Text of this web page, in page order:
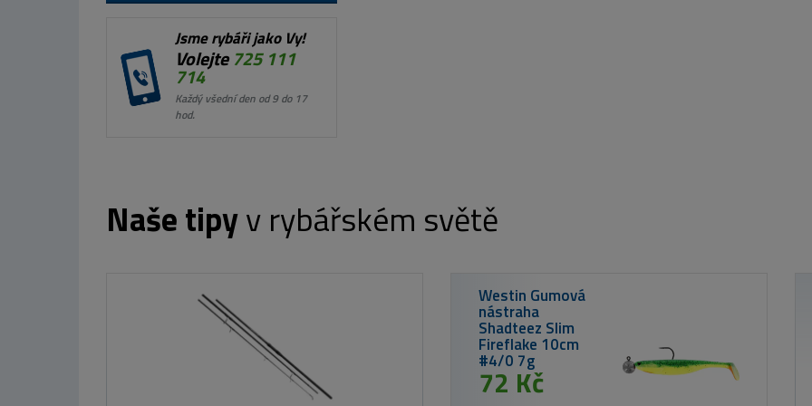
Jsme rybáři jako Vy!
Volejte725 111
714
Každý všední den od 9 do 17
hod.
Naše tipyv rybářském světě
Westin Gumová nástraha Shadteez Slim
14cm 17g Bling Perch
63 Kč